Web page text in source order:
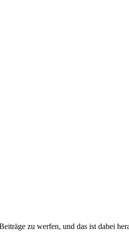
zu werfen, und das ist dabei